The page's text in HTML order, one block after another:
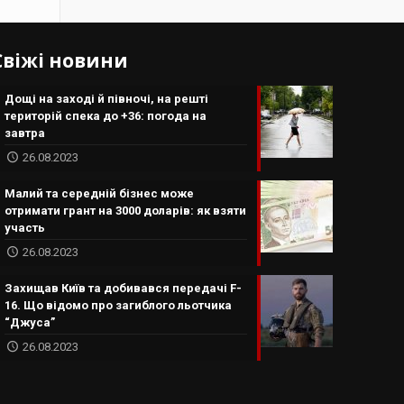
новини
Дощі на заході й півночі, на решті
територій спека до +36: погода на
завтра
26.08.2023
Малий та середній бізнес може
отримати грант на 3000 доларів: як взяти
участь
26.08.2023
Захищав Київ та добивався передачі F-
16. Що відомо про загиблого льотчика
“Джуса”
26.08.2023